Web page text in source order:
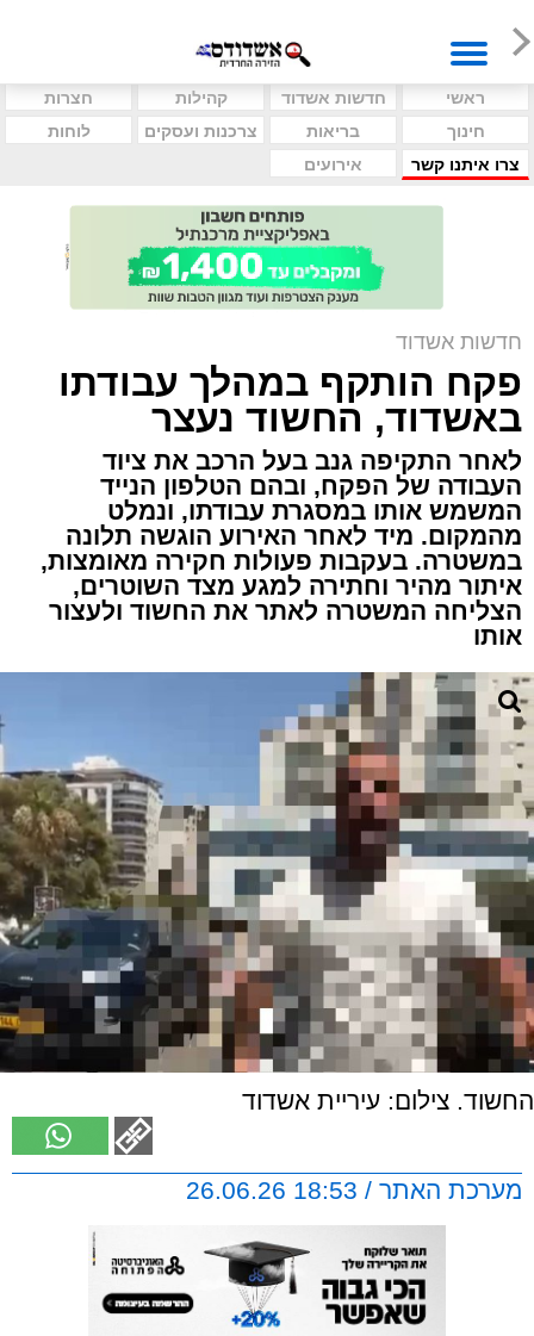
ראשי חדשות אשדוד קהילות
חצרות
חינוך
בריאות צרכנות ועסקים
לוחות
צרו איתנו קשר
אירועים
חדשות אשדוד
פקח הותקף במהלך עבודתו
באשדוד, החשוד נעצר
לאחר התקיפה גנב בעל הרכב את ציוד
העבודה של הפקח, ובהם הטלפון הנייד
המשמש אותו במסגרת עבודתו, ונמלט
מהמקום. מיד לאחר האירוע הוגשה תלונה
במשטרה. בעקבות פעולות חקירה מאומצות,
איתור מהיר וחתירה למגע מצד השוטרים,
הצליחה המשטרה לאתר את החשוד ולעצור
אותו
החשוד. צילום: עיריית אשדוד
מערכת האתר / 18:53 26.06.26